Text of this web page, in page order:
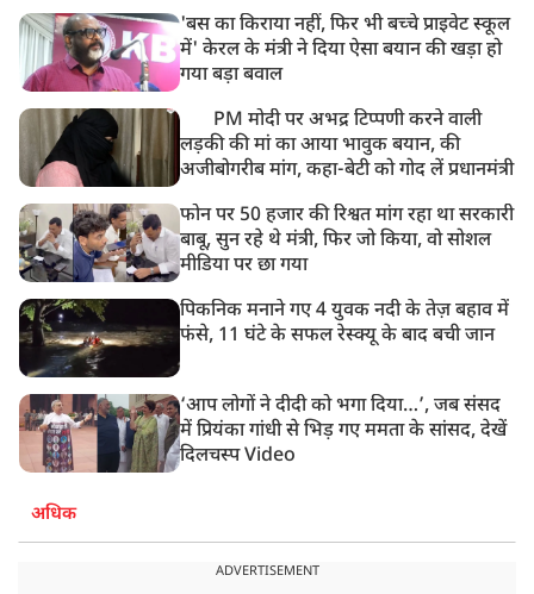
'बस का किराया नहीं, फिर भी बच्चे प्राइवेट स्कूल
में' केरल के मंत्री ने दिया ऐसा बयान की खड़ा हो
गया बड़ा बवाल
PM मोदी पर अभद्र टिप्पणी करने वाली
लड़की की मां का आया भावुक बयान, की
अजीबोगरीब मांग, कहा-बेटी को गोद लें प्रधानमंत्री
फोन पर 50 हजार की रिश्वत मांग रहा था सरकारी
बाबू, सुन रहे थे मंत्री, फिर जो किया, वो सोशल
मीडिया पर छा गया
पिकनिक मनाने गए 4 युवक नदी के तेज़ बहाव में
फंसे, 11 घंटे के सफल रेस्क्यू के बाद बची जान
‘आप लोगों ने दीदी को भगा दिया…’, जब संसद
में प्रियंका गांधी से भिड़ गए ममता के सांसद, देखें
दिलचस्प Video
अधिक
ADVERTISEMENT